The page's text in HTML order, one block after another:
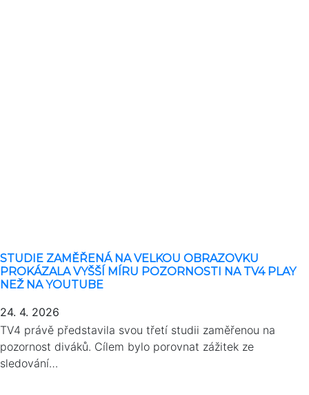
STUDIE ZAMĚŘENÁ NA VELKOU OBRAZOVKU
PROKÁZALA VYŠŠÍ MÍRU POZORNOSTI NA TV4 PLAY
NEŽ NA YOUTUBE
24. 4. 2026
TV4 právě představila svou třetí studii zaměřenou na
pozornost diváků. Cílem bylo porovnat zážitek ze
sledování…